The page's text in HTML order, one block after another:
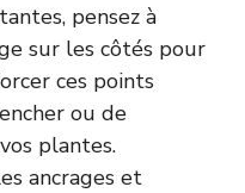
pensez à
sur les côtés pour
ces points
ou de
plantes.
ancrages et